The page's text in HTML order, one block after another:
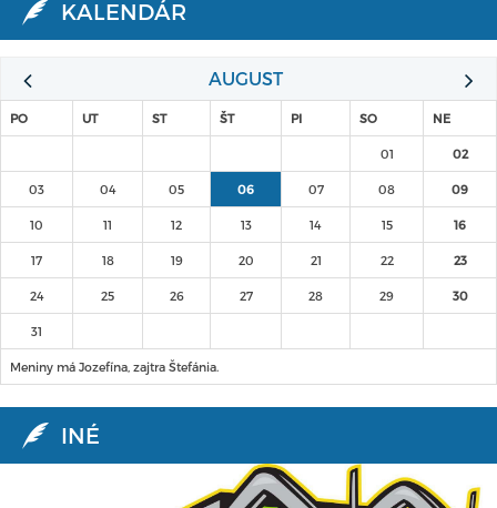
KALENDÁR
AUGUST
PO UT ST ŠT PI SO NE
01 02
03 04 05 06 07 08 09
10 11 12 13 14 15 16
17 18 19 20 21 22 23
24 25 26 27 28 29 30
31
Meniny má Jozefína, zajtra Štefánia.
INÉ